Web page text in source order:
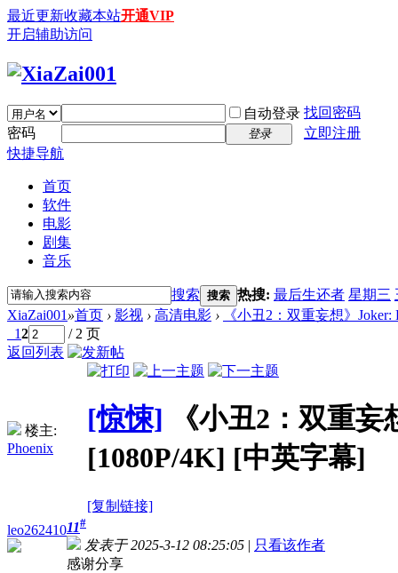
最近更新收藏本站开通VIP
开启辅助访问
自动登录 找回密码
密码
登录
立即注册
快捷导航
首页
软件
电影
剧集
音乐
搜索 搜索 热搜: 最后生还者 星期三
XiaZai001 »首页 › 影视 › 高清电影 ›
《小丑2：双重妄想》Joker:
12
/ 2 页
返回列表
楼主:
Phoenix
[惊悚]
《小丑2：双重
[1080P/4K] [中英字幕]
[复制链接]
leo26241011#
发表于 2025-3-12 08:25:05 | 只看该作者
感谢分享